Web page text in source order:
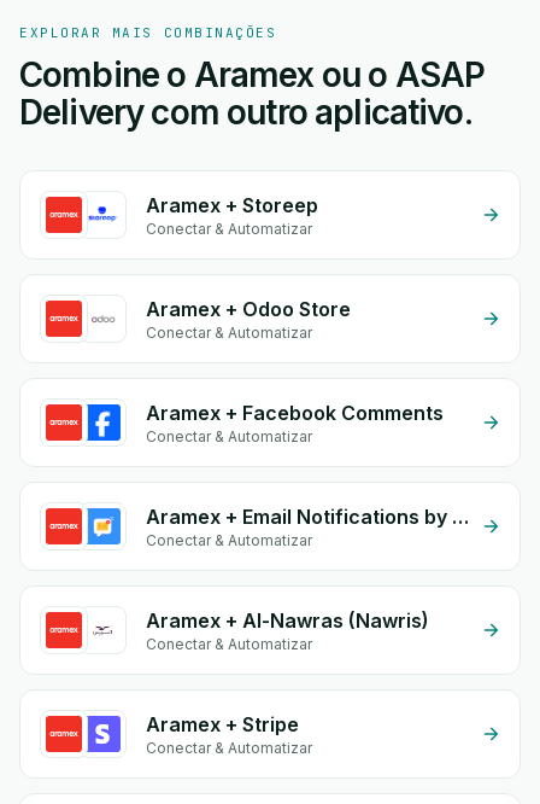
EXPLORAR MAIS COMBINAÇÕES
Combine o Aramex ou o ASAP
Delivery com outro aplicativo.
Aramex + Storeep
Conectar & Automatizar
Aramex + Odoo Store
Conectar & Automatizar
Aramex + Facebook Comments
Conectar & Automatizar
Aramex + Email Notifications by eGrow
Conectar & Automatizar
Aramex + Al-Nawras (Nawris)
Conectar & Automatizar
Aramex + Stripe
Conectar & Automatizar